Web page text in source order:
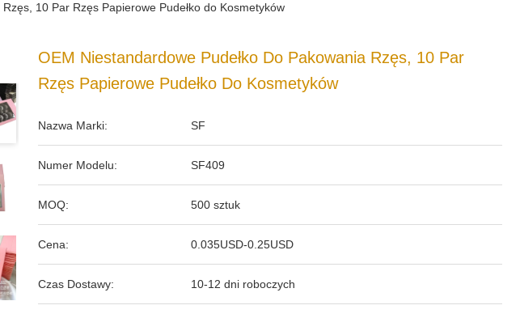
10 Par Rzęs Papierowe Pudełko do Kosmetyków
OEM Niestandardowe Pudełko Do Pakowania Rzęs, 10 Par
Rzęs Papierowe Pudełko Do Kosmetyków
Nazwa Marki: SF
Numer Modelu: SF409
MOQ: 500 sztuk
Cena: 0.035USD-0.25USD
Czas Dostawy: 10-12 dni roboczych